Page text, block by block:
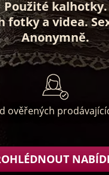
Použité kalhotky.
fotkyavidea.
Anonymně.
ověřených